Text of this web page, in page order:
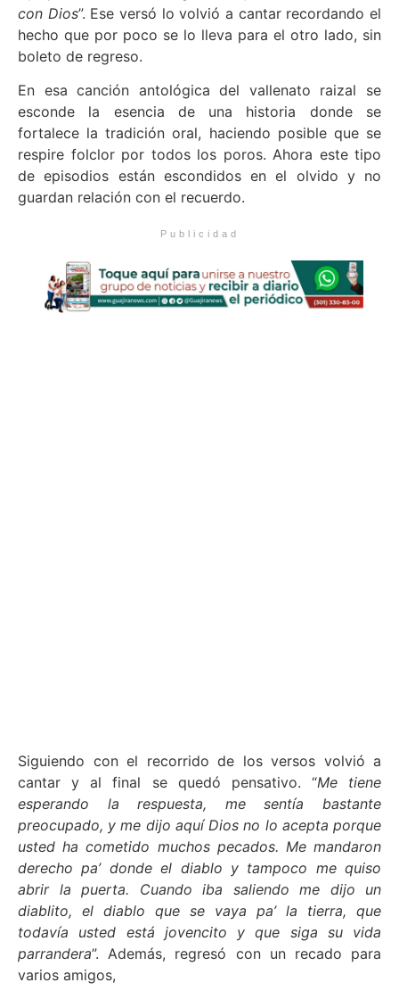
con Dios”. Ese versó lo volvió a cantar recordando el
hecho que por poco se lo lleva para el otro lado, sin
boleto de regreso.
En esa canción antológica del vallenato raizal se
esconde la esencia de una historia donde se
fortalece la tradición oral, haciendo posible que se
respire folclor por todos los poros. Ahora este tipo
de episodios están escondidos en el olvido y no
guardan relación con el recuerdo.
Publicidad
Siguiendo con el recorrido de los versos volvió a
cantar y al final se quedó pensativo. “Me tiene
esperando la respuesta, me sentía bastante
preocupado, y me dijo aquí Dios no lo acepta porque
usted ha cometido muchos pecados. Me mandaron
derecho pa’ donde el diablo y tampoco me quiso
abrir la puerta. Cuando iba saliendo me dijo un
diablito, el diablo que se vaya pa’ la tierra, que
todavía usted está jovencito y que siga su vida
parrandera”. Además, regresó con un recado para
varios amigos,